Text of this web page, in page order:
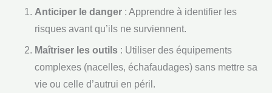
Anticiper le danger: Apprendre à identifier les
risques avant qu’ils ne surviennent.
Maîtriser les outils: Utiliser des équipements
complexes (nacelles, échafaudages) sans mettre sa
vie ou celle d’autrui en péril.